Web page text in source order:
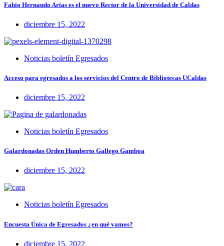
Fabio Hernando Arias es el nuevo Rector de la Universidad de Caldas
diciembre 15, 2022
Noticias boletín Egresados
Acceso para egresados a los servicios del Centro de Bibliotecas UCaldas
diciembre 15, 2022
Noticias boletín Egresados
Galardonadas Orden Humberto Gallego Gamboa
diciembre 15, 2022
Noticias boletín Egresados
Encuesta Única de Egresados ¿en qué vamos?
diciembre 15, 2022